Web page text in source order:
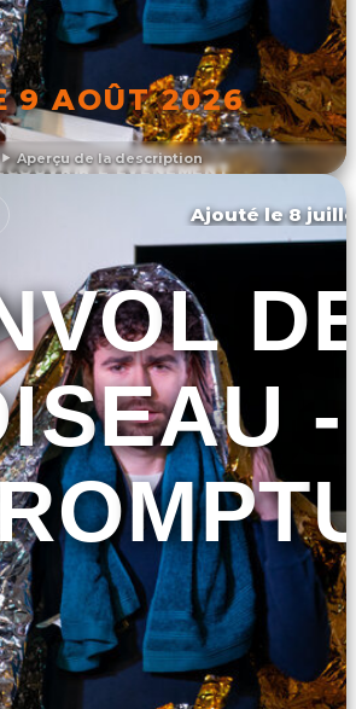
Aperçu de la description
9 AOÛT 2026
L'ÉVÉNEMENT
Ajouté le 8
-